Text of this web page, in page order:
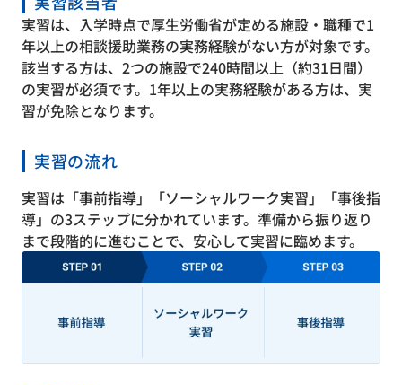
実習は、入学時点で厚生労働省が定める施設・職種で1
年以上の相談援助業務の実務経験がない方が対象です。
該当する方は、2つの施設で240時間以上（約31日間）
の実習が必須です。1年以上の実務経験がある方は、実
習が免除となります。
実習の流れ
実習は「事前指導」「ソーシャルワーク実習」「事後指
導」の3ステップに分かれています。準備から振り返り
まで段階的に進むことで、安心して実習に臨めます。